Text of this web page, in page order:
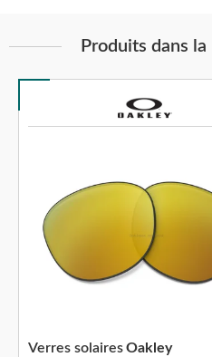
Produits dans
Verres solairesOakley